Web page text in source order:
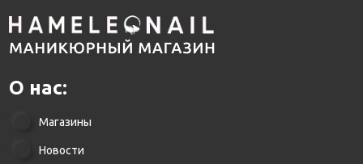
О нас:
Магазины
Новости